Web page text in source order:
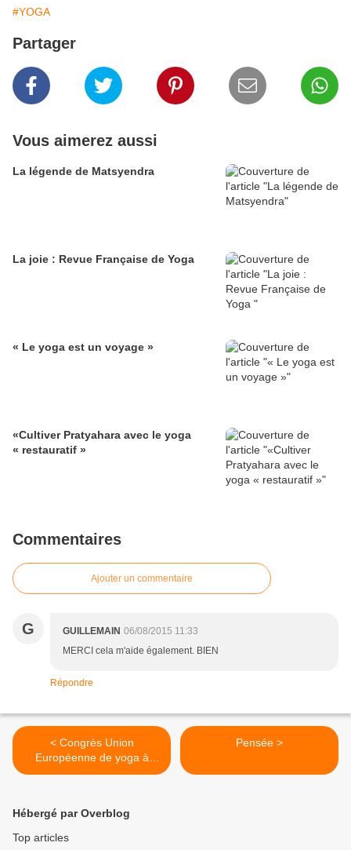
#YOGA
Partager
Vous aimerez aussi
La légende de Matsyendra
La joie : Revue Française de Yoga
« Le yoga est un voyage »
«Cultiver Pratyahara avec le yoga
« restauratif »
Commentaires
Ajouter un commentaire
G GUILLEMAIN 06/08/2015 11:33
MERCI cela m'aide également. BIEN
Répondre
< Congrès Union
Européenne de yoga à
Zinal - Euy
Pensée >
Hébergé par Overblog
Top articles